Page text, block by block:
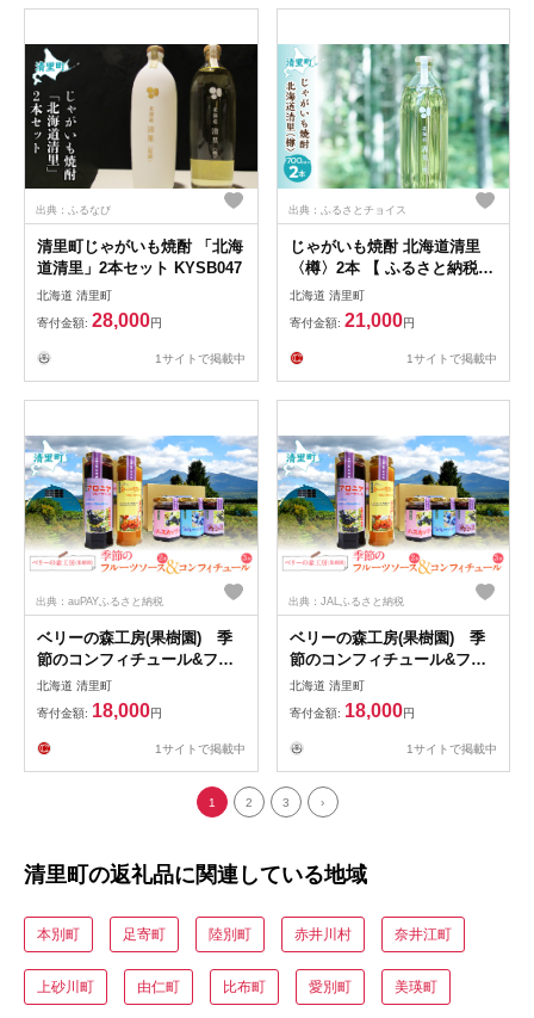
出典：ふるなび
清里町じゃがいも焼酎 「北海
道清里」2本セット KYSB047
北海道 清里町
寄付金額: 28,000円
1サイトで掲載中
出典：ふるさとチョイス
じゃがいも焼酎 北海道清里
〈樽〉2本 【 ふるさと納税
人気 おすすめ ランキング お
酒 焼酎 じゃがいも焼酎 いも
焼酎 樽 北海道 清里町 送料無
料 】 KYSB020
北海道 清里町
寄付金額: 21,000円
1サイトで掲載中
出典：auPAYふるさと納税
ベリーの森工房(果樹園) 季
節のコンフィチュール&フル
ーツソースセット 【 ふるさ
と納税 人気 おすすめ ランキ
ング コンフィチュール フル
ーツソース セット 北海道 清
北海道 清里町
寄付金額: 18,000円
1サイトで掲載中
出典：JALふるさと納税
ベリーの森工房(果樹園) 季
節のコンフィチュール&フル
ーツソースセット KYSD001
北海道 清里町
寄付金額: 18,000円
1サイトで掲載中
1 2 3 ›
清里町の返礼品に関連している地域
本別町 足寄町 陸別町 赤井川村 奈井江町
上砂川町 由仁町 比布町 愛別町 美瑛町